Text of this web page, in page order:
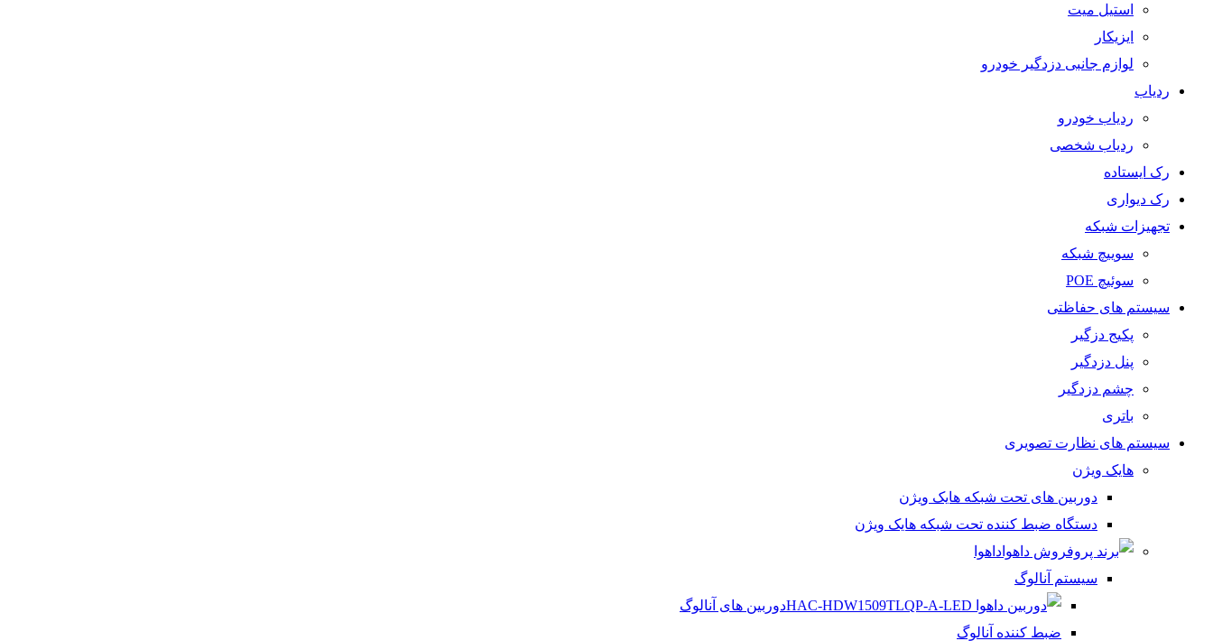
استیل میت
ایزیکار
لوازم جانبی دزدگیر خودرو
ردیاب
ردیاب خودرو
ردیاب شخصی
رک ایستاده
رک دیواری
تجهیزات شبکه
سوییچ شبکه
سوئیچ POE
سیستم های حفاظتی
پکیج دزگیر
پنل دزدگیر
چشم دزدگیر
باتری
سیستم های نظارت تصویری
هایک ویژن
دوربین های تحت شبکه هایک ویژن
دستگاه ضبط کننده تحت شبکه هایک ویژن
داهوا
سیستم آنالوگ
دوربین های آنالوگ
ضبط کننده آنالوگ